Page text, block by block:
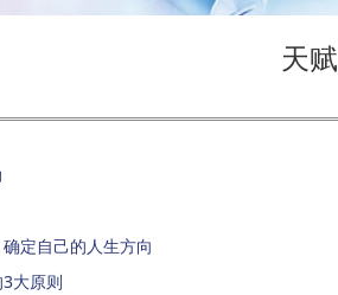
天
定自己的人生方向
大原则